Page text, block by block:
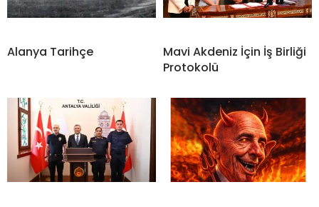
Alanya Tarihçe
Mavi Akdeniz İçin İş Birliği
Protokolü